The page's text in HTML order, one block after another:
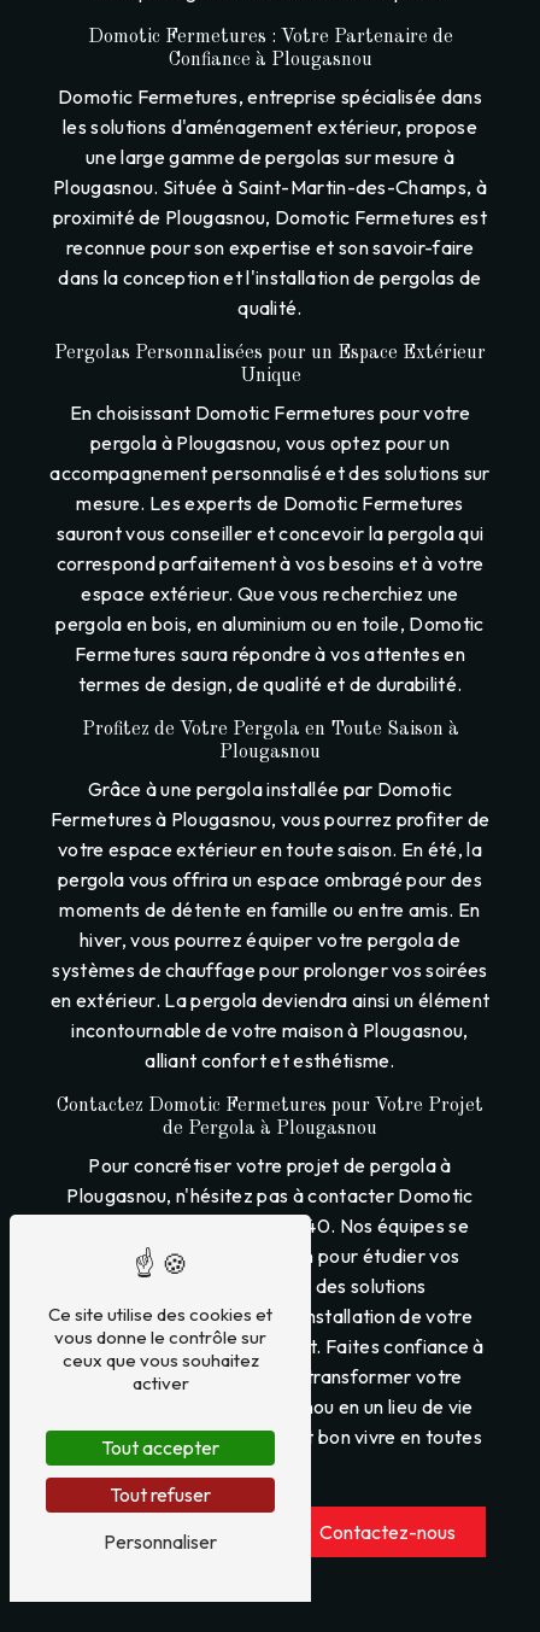
Domotic Fermetures : Votre Partenaire de
Confiance à Plougasnou
Domotic Fermetures, entreprise spécialisée dans
les solutions d'aménagement extérieur, propose
une large gamme de pergolas sur mesure à
Plougasnou. Située à Saint-Martin-des-Champs, à
proximité de Plougasnou, Domotic Fermetures est
reconnue pour son expertise et son savoir-faire
dans la conception et l'installation de pergolas de
qualité.
Pergolas Personnalisées pour un Espace Extérieur
Unique
En choisissant Domotic Fermetures pour votre
pergola à Plougasnou, vous optez pour un
accompagnement personnalisé et des solutions sur
mesure. Les experts de Domotic Fermetures
sauront vous conseiller et concevoir la pergola qui
correspond parfaitement à vos besoins et à votre
espace extérieur. Que vous recherchiez une
pergola en bois, en aluminium ou en toile, Domotic
Fermetures saura répondre à vos attentes en
termes de design, de qualité et de durabilité.
Profitez de Votre Pergola en Toute Saison à
Plougasnou
Grâce à une pergola installée par Domotic
Fermetures à Plougasnou, vous pourrez profiter de
votre espace extérieur en toute saison. En été, la
pergola vous offrira un espace ombragé pour des
moments de détente en famille ou entre amis. En
hiver, vous pourrez équiper votre pergola de
systèmes de chauffage pour prolonger vos soirées
en extérieur. La pergola deviendra ainsi un élément
incontournable de votre maison à Plougasnou,
alliant confort et esthétisme.
Contactez Domotic Fermetures pour Votre Projet
de Pergola à Plougasnou
Pour concrétiser votre projet de pergola à
Plougasnou, n'hésitez pas à contacter Domotic
Fermetures au 02 98 88 71 40. Nos équipes se
tiennent à votre disposition pour étudier vos
besoins, vous proposer des solutions
personnalisées et réaliser l'installation de votre
pergola dans les règles de l'art. Faites confiance à
Domotic Fermetures pour transformer votre
espace extérieur à Plougasnou en un lieu de vie
agréable et convivial, où il fait bon vivre en toutes
saisons.
En savoir plus Contactez-nous
Ce site utilise des cookies et
vous donne le contrôle sur
ceux que vous souhaitez
activer
Tout accepter
Tout refuser
Personnaliser